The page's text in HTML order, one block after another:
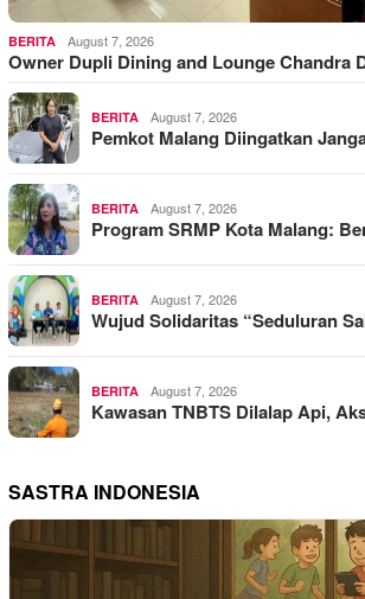
BERITA August 7, 2026
Owner Dupli Dining and Lounge Chandra
BERITA August 7, 2026
Pemkot Malang Diingatkan
BERITA August 7, 2026
Program SRMP Kota Malang:
BERITA August 7, 2026
Wujud Solidaritas “Seduluran
BERITA August 7, 2026
Kawasan TNBTS Dilalap Api,
SASTRA INDONESIA